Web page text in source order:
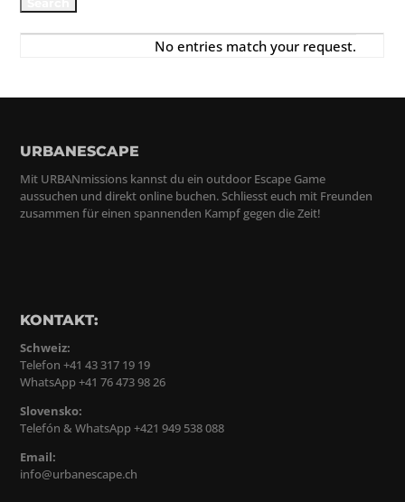
No entries match your request.
URBANESCAPE
Mit URBANmissions kannst du ein outdoor Escape Game
aussuchen und direkt online buchen. Schliesst euch mit Freunden
zusammen für einen spannenden Kampf gegen die Zeit!
KONTAKT:
Schweiz:
Telefon +41 43 317 19 19
WhatsApp +41 76 473 98 26
Slovensko:
Telefón & WhatsApp +421 949 538 088
Email:
info@urbanescape.ch